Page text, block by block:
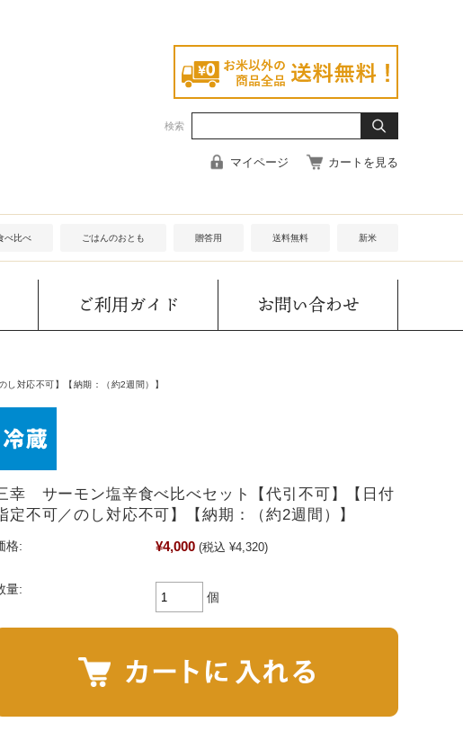
検索
マイページ カートを見る
べ比べ ごはんのおとも 贈答用 送料無料 新米
ご利用ガイド お問い合わせ
対応不可】【納期：（約2週間）】
幸 サーモン塩辛食べ比べセット【代引不可】【日付
定不可／のし対応不可】【納期：（約2週間）】
格: ¥4,000 (税込 ¥4,320)
量:
個